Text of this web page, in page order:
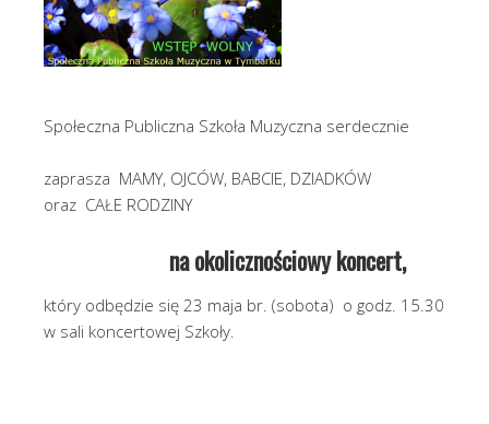
Społeczna Publiczna Szkoła Muzyczna serdecznie
zaprasza MAMY, OJCÓW, BABCIE, DZIADKÓW
oraz CAŁE RODZINY
na okolicznościowy koncert,
który odbędzie się 23 maja br. (sobota) o godz. 15.30
w sali koncertowej Szkoły.